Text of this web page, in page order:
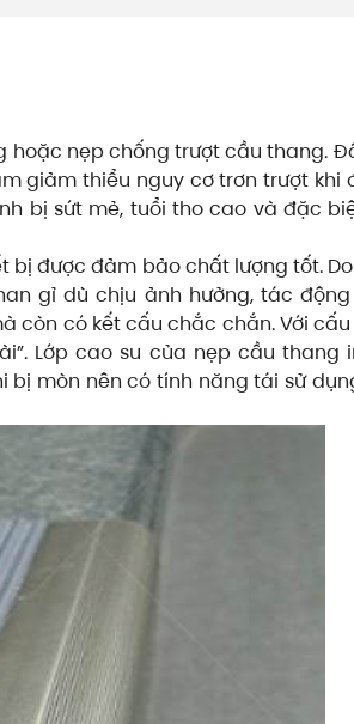
hoặc nẹp chống trượt cầu thang.
giảm thiểu nguy cơ trơn trượt khi
bị sứt mẻ, tuổi tho cao và đặc
bị được đảm bảo chất lượng tốt.
gỉ dù chịu ảnh hưởng, tác
còn có kết cấu chắc chắn. Với
Lớp cao su của nẹp cầu thang
mòn nên có tính năng tái sử